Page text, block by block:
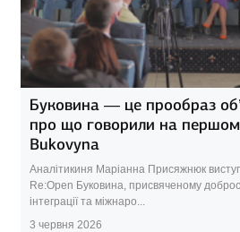
Буковина — це прообраз
про що говорили на
Bukovyna
Аналітикиня Маріанна Присяжнюк
Re:Open Буковина, присвяченому
інтеграції та міжнаро...
3 червня 2026